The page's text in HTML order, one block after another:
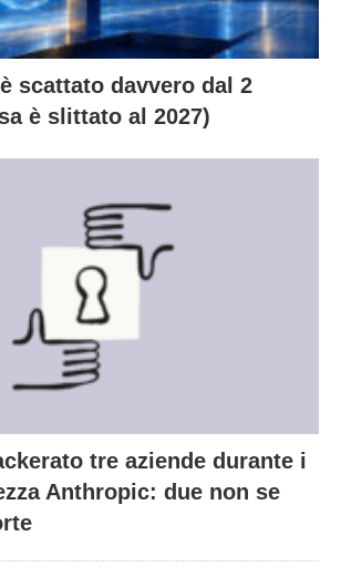
scattato davvero dal 2
è slittato al 2027)
tre aziende durante i
Anthropic: due non se